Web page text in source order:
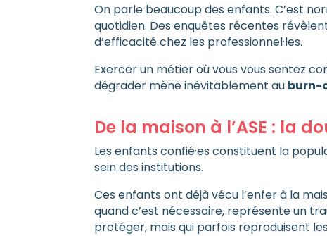
On parle beaucoup des enfants. C’est
quotidien. Des enquêtes récentes
d’efficacité chez les professionnel·les.
Exercer un métier où vous vous sentez
dégrader mène inévitablement au burn-
De la maison à l’ASE : la
Les enfants confié·es constituent la
sein des institutions.
Ces enfants ont déjà vécu l’enfer à la
quand c’est nécessaire, représente un
protéger, mais qui parfois reproduisent les